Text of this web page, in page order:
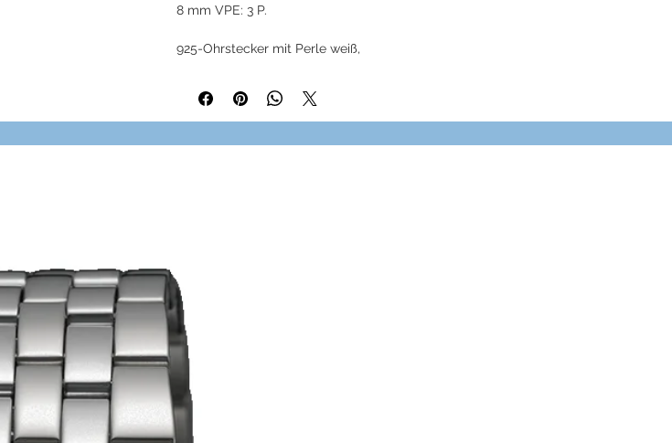
8 mm VPE: 3 P.
925-Ohrstecker mit Perle weiß,